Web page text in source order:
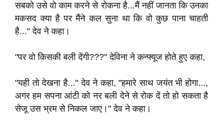
सबको उसे वो काम करने से रोकना है...मैं नहीं जानता कि उनका
मकसद क्या है पर मैंने कल सुना था कि वो कुछ पाना चाहती
है..." देव ने कहा।
"पर वो किसकी बली देंगी???" देविना ने कन्फ्यूज होते हुए कहा,
"यही तो देखना है..." देव ने कहा, "हमारे साथ जयंत भी होगा...,
अगर हम सपना आंटी को नर बली देने से रोक दें तो हो सकता है
सेजू उस भ्रम से निकल जाए।" देव ने कहा।